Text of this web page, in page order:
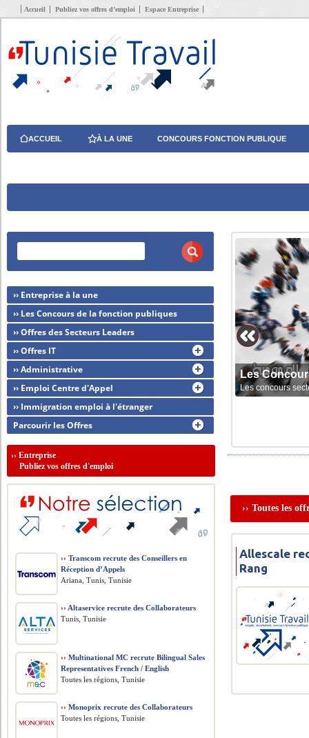
Accueil Publiez vos offres d’emploi Espace Entreprise
ACCUEIL À LA UNE CONCOURS FONCTION PUBLIQUE
Les
Les concours
›› Toutes les
Allescale
Rang
›› Entreprise à la une
›› Les Concours de la fonction publiques
›› Offres des Secteurs Leaders
›› Offres IT
›› Administrative
›› Emploi Centre d'Appel
›› Immigration emploi à l'étranger
Parcourir les Offres
››Entreprise
Publiez vos offres d'emploi
›› Transcom recrute des Conseillers en
Réception d’Appels
Ariana, Tunis, Tunisie
›› Altaservice recrute des Collaborateurs
Tunis, Tunisie
›› Multinational MC recrute Bilingual Sales
Representatives French / English
Toutes les régions, Tunisie
›› Monoprix recrute des Collaborateurs
Toutes les régions, Tunisie